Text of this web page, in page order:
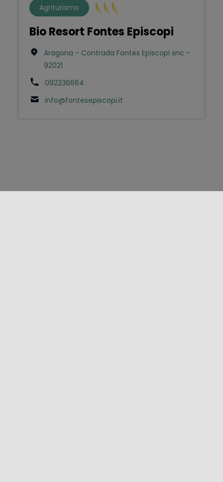
Agriturismo
Bio Resort Fontes Episcopi
Aragona - Contrada Fontes Episcopi snc -
92021
092236664
info@fontesepiscopi.it